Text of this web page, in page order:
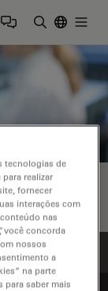
tecnologias de
realizar
fornecer
interações com
nas
você concorda
nossos
a
na parte
para saber mais